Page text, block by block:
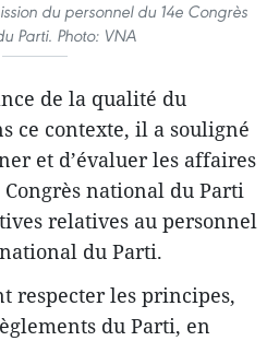
du personnel du 14e Congrès
Parti. Photo: VNA
de la qualité du
ce contexte, il a souligné
et d’évaluer les affaires
national du Parti
relatives au personnel
du Parti.
respecter les principes,
du Parti, en